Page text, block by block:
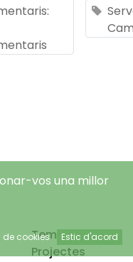
Temps Lliure
Projectes
vos una millor
de cookies Estic d'acord